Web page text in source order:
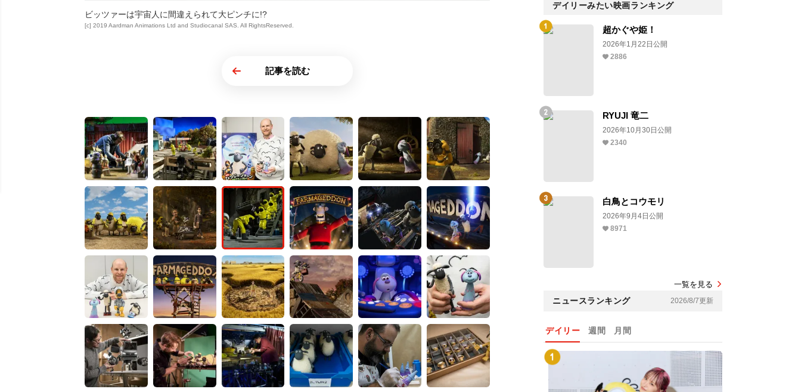
ビッツァーは宇宙人に間違えられて大ピンチに!?
[c] 2019 Aardman Animations Ltd and Studiocanal SAS. All RightsReserved.
記事を読む
デイリーみたい映画ランキング
超かぐや姫！
2026年1月22日公開
2886
RYUJI 竜二
2026年10月30日公開
2340
白鳥とコウモリ
2026年9月4日公開
8971
一覧を見る
ニュースランキング 2026/8/7更新
デイリー 週間 月間